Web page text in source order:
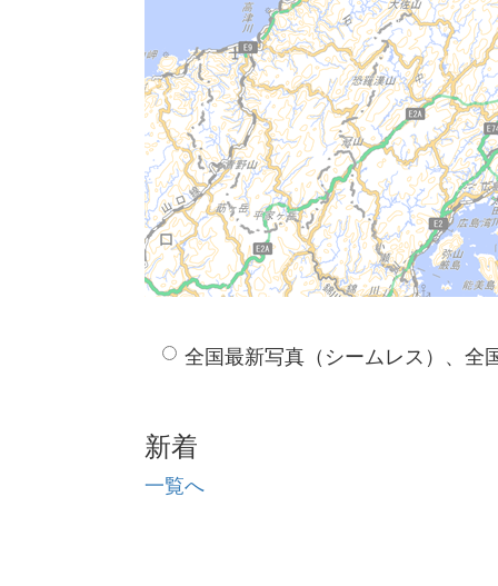
全国最新写真（シームレス）、全
新着
一覧へ